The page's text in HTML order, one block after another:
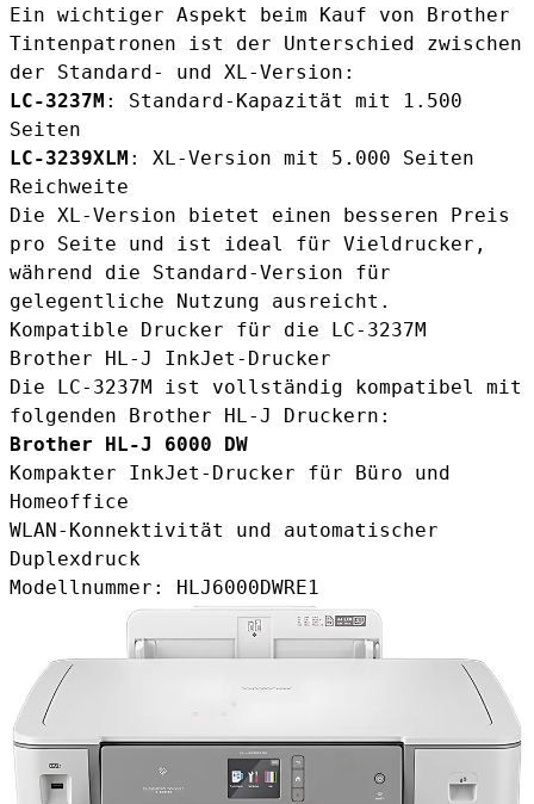
Ein wichtiger Aspekt beim Kauf von Brother
Tintenpatronen ist der Unterschied zwischen
der Standard- und XL-Version:
LC-3237M : Standard-Kapazität mit 1.500
Seiten
LC-3239XLM : XL-Version mit 5.000 Seiten
Reichweite
Die XL-Version bietet einen besseren Preis
pro Seite und ist ideal für Vieldrucker,
während die Standard-Version für
gelegentliche Nutzung ausreicht.
Kompatible Drucker für die LC-3237M
Brother HL-J InkJet-Drucker
Die LC-3237M ist vollständig kompatibel mit
folgenden Brother HL-J Druckern:
Brother HL-J 6000 DW
Kompakter InkJet-Drucker für Büro und
Homeoffice
WLAN-Konnektivität und automatischer
Duplexdruck
Modellnummer: HLJ6000DWRE1